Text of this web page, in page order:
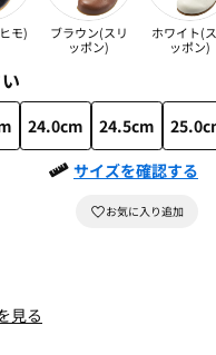
モ)
ブラウン(スリ
ッポン)
ホワイト(
ッポン)
24.0cm 24.5cm
サイズを確認する
見る